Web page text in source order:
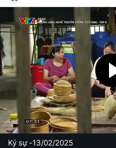
Ký sự -13/02/2025